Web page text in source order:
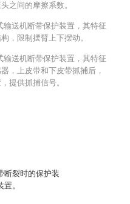
断裂时的保护装
置。
之间的摩擦系数。
输送机断带保护装置，其特征
，限制摆臂上下摆动。
输送机断带保护装置，其特征
，上皮带和下皮带抓捕后，
提供抓捕信号。